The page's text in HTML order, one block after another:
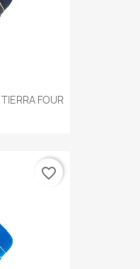
FOUR
favorite_border